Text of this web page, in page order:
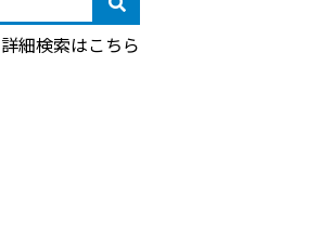
詳細検索はこちら